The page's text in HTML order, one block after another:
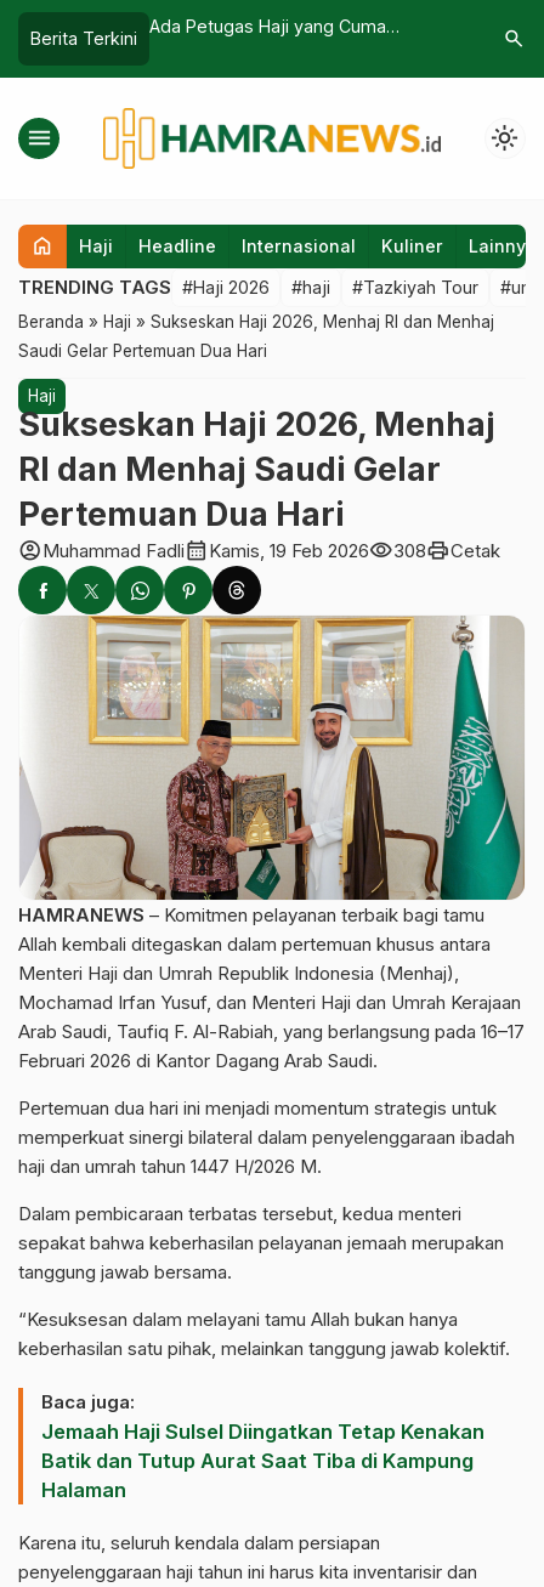
Berita Terkini
Haji 2025
200-an Pegawai Kemenag dan 50
Kementerian Haji-Umrah
search
menu light_mode
home Haji Headline Internasional Kuliner Lainnya
TRENDING TAGS #Haji 2026 #haji #Tazkiyah Tour
Beranda » Haji » Sukseskan Haji 2026, Menhaj RI dan Menhaj
Saudi Gelar Pertemuan Dua Hari
Haji
Sukseskan Haji 2026, Menhaj
RI dan Menhaj Saudi Gelar
Pertemuan Dua Hari
account_circleMuhammad Fadlicalendar_month Kamis, 19 Feb 2026visibility308printCetak
HAMRANEWS – Komitmen pelayanan terbaik bagi tamu
Allah kembali ditegaskan dalam pertemuan khusus antara
Menteri Haji dan Umrah Republik Indonesia (Menhaj),
Mochamad Irfan Yusuf, dan Menteri Haji dan Umrah Kerajaan
Arab Saudi, Taufiq F. Al-Rabiah, yang berlangsung pada 16–17
Februari 2026 di Kantor Dagang Arab Saudi.
Pertemuan dua hari ini menjadi momentum strategis untuk
memperkuat sinergi bilateral dalam penyelenggaraan ibadah
haji dan umrah tahun 1447 H/2026 M.
Dalam pembicaraan terbatas tersebut, kedua menteri
sepakat bahwa keberhasilan pelayanan jemaah merupakan
tanggung jawab bersama.
“Kesuksesan dalam melayani tamu Allah bukan hanya
keberhasilan satu pihak, melainkan tanggung jawab kolektif.
Baca juga:
Jemaah Haji Sulsel Diingatkan Tetap Kenakan
Batik dan Tutup Aurat Saat Tiba di Kampung
Halaman
Karena itu, seluruh kendala dalam persiapan
penyelenggaraan haji tahun ini harus kita inventarisir dan